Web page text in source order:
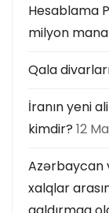
Hesablama
milyon
Qala
İranın yeni
kimdir? 12
Azərbaycan
xalqlar